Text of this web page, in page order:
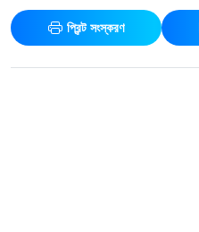
প্রিন্ট সংস্করণ